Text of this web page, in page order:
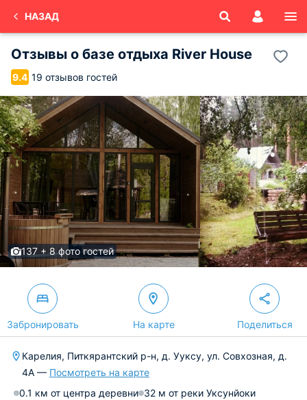
НАЗАД
Отзывы о базе отдыха River House
9.4 19 отзывов гостей
137 + 8 фото гостей
Забронировать На карте Поделиться
Карелия, Питкярантский р-н, д. Ууксу, ул. Совхозная, д.
4А — Посмотреть на карте
0.1 км от центра деревни 32 м от реки Уксунйоки